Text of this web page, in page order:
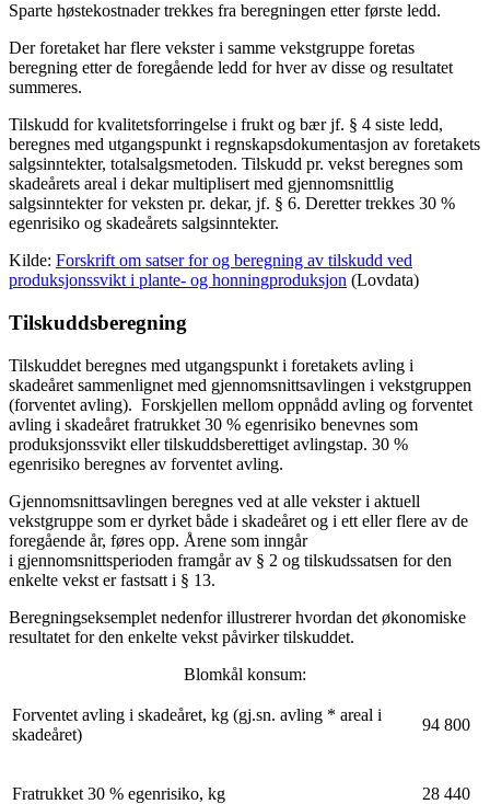
Sparte høstekostnader trekkes fra beregningen etter første ledd.
Der foretaket har flere vekster i samme vekstgruppe foretas
beregning etter de foregående ledd for hver av disse og resultatet
summeres.
Tilskudd for kvalitetsforringelse i frukt og bær jf. § 4 siste ledd,
beregnes med utgangspunkt i regnskapsdokumentasjon av foretakets
salgsinntekter, totalsalgsmetoden. Tilskudd pr. vekst beregnes som
skadeårets areal i dekar multiplisert med gjennomsnittlig
salgsinntekter for veksten pr. dekar, jf. § 6. Deretter trekkes 30 %
egenrisiko og skadeårets salgsinntekter.
Kilde: Forskrift om satser for og beregning av tilskudd ved
produksjonssvikt i plante- og honningproduksjon (Lovdata)
Tilskuddsberegning
Tilskuddet beregnes med utgangspunkt i foretakets avling i
skadeåret sammenlignet med gjennomsnittsavlingen i vekstgruppen
(forventet avling). Forskjellen mellom oppnådd avling og forventet
avling i skadeåret fratrukket 30 % egenrisiko benevnes som
produksjonssvikt eller tilskuddsberettiget avlingstap. 30 %
egenrisiko beregnes av forventet avling.
Gjennomsnittsavlingen beregnes ved at alle vekster i aktuell
vekstgruppe som er dyrket både i skadeåret og i ett eller flere av de
foregående år, føres opp. Årene som inngår
i gjennomsnittsperioden framgår av § 2 og tilskudssatsen for den
enkelte vekst er fastsatt i § 13.
Beregningseksemplet nedenfor illustrerer hvordan det økonomiske
resultatet for den enkelte vekst påvirker tilskuddet.
Blomkål konsum:
Forventet avling i skadeåret, kg (gj.sn. avling * areal i
skadeåret)
94 800
Fratrukket 30 % egenrisiko, kg 28 440